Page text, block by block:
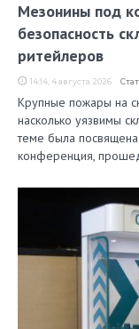
Мезонины под
безопасность
ритейлеров
14:14, 4 августа 2026
Крупные пожары на
насколько уязвимы
теме была посвящена
конференция,